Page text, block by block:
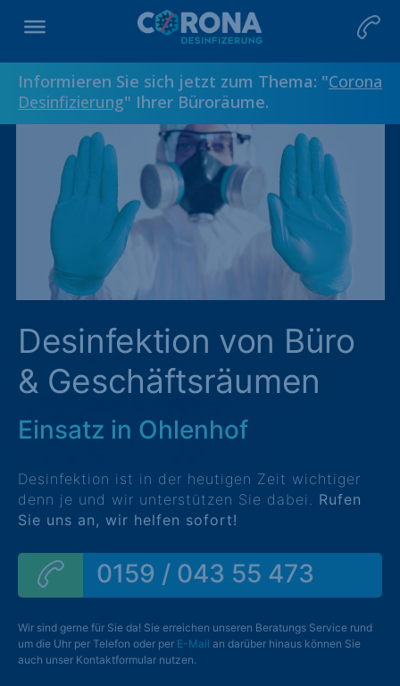
Informieren Sie sich jetzt zum Thema: "Corona
Desinfizierung" Ihrer Büroräume.
Desinfektion von Büro
& Geschäftsräumen
Einsatz in Ohlenhof
Desinfektion ist in der heutigen Zeit wichtiger
denn je und wir unterstützen Sie dabei. Rufen
Sie uns an, wir helfen sofort!
0159 / 043 55 473
Wir sind gerne für Sie da! Sie erreichen unseren Beratungs Service rund
um die Uhr per Telefon oder per E-Mail an darüber hinaus können Sie
auch unser Kontaktformular nutzen.